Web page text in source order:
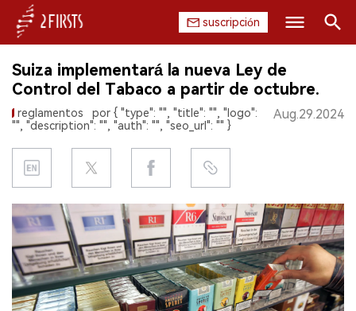
suscripción
INICIO
EMPRESA
PRODUCTO
CHINA
DATOS
Suiza implementará la nueva Ley de
Control del Tabaco a partir de octubre.
reglamentos
por { "type": "", "title": "", "logo":
"", "description": "", "auth": "", "seo_url": "" }
Aug.29.2024